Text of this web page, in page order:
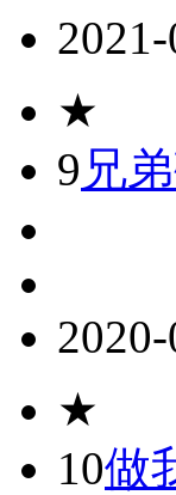
★
9 兄
★
10做